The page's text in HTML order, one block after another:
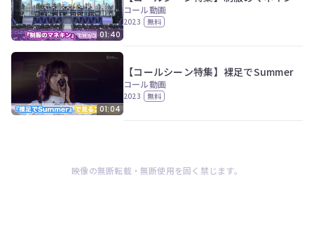
01:40
コール動画
2023 無料
01:04
【コールシーン特集】裸足でSummer
コール動画
2023 無料
映像の無断転載・無断使用を固く禁じます。